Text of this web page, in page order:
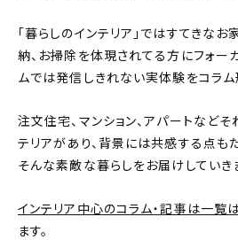
カテゴリー一覧
新着記事
人気の記事
おすすめの記事
コラム
「暮らしのインテリア」ではすてきなお
納、お掃除を体現されてる方にフォー
ムでは発信しきれない実体験をコラム
注文住宅、マンション、アパートなど
テリアがあり、背景には共感する点も
そんな素敵な暮らしをお届けしていき
インテリア中心のコラム・記事は一覧
ます。